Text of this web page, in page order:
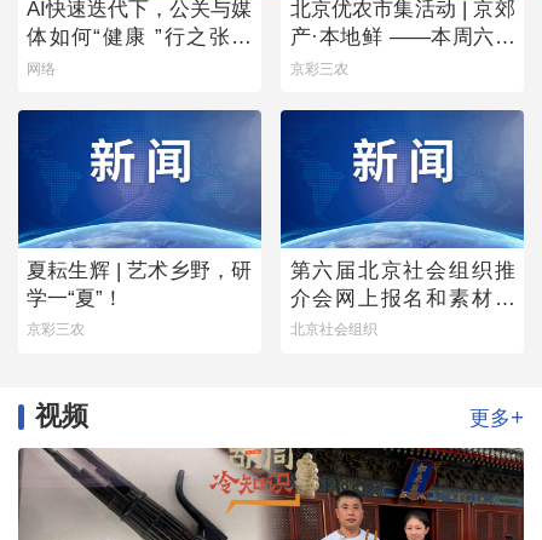
AI快速迭代下，公关与媒
体如何“健康 ”行之张北
草原主题活动圆满落幕
网络
北京优农市集活动 | 京郊
产·本地鲜 ——本周六，
去朝阳公园“鲜”起来！
京彩三农
夏耘生辉 | 艺术乡野，研
学一“夏”！
京彩三农
第六届北京社会组织推
介会网上报名和素材征
集通知
北京社会组织
视频 更多+